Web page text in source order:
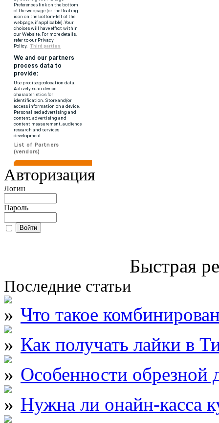
Авторизация
Логин
Пароль
Быстрая
Последние статьи
Что такое
Как получать лайки в
Особенности обрезной
Нужна ли онайн-касса